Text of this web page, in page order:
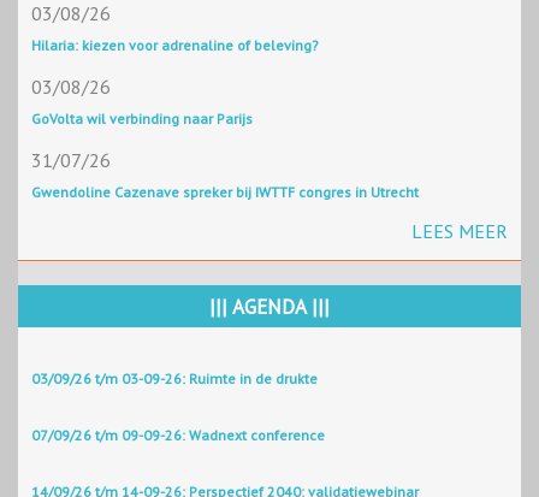
03/08/26
Hilaria: kiezen voor adrenaline of beleving?
03/08/26
GoVolta wil verbinding naar Parijs
31/07/26
Gwendoline Cazenave spreker bij IWTTF congres in Utrecht
LEES MEER
||| AGENDA |||
03/09/26 t/m 03-09-26: Ruimte in de drukte
07/09/26 t/m 09-09-26: Wadnext conference
14/09/26 t/m 14-09-26: Perspectief 2040: validatiewebinar